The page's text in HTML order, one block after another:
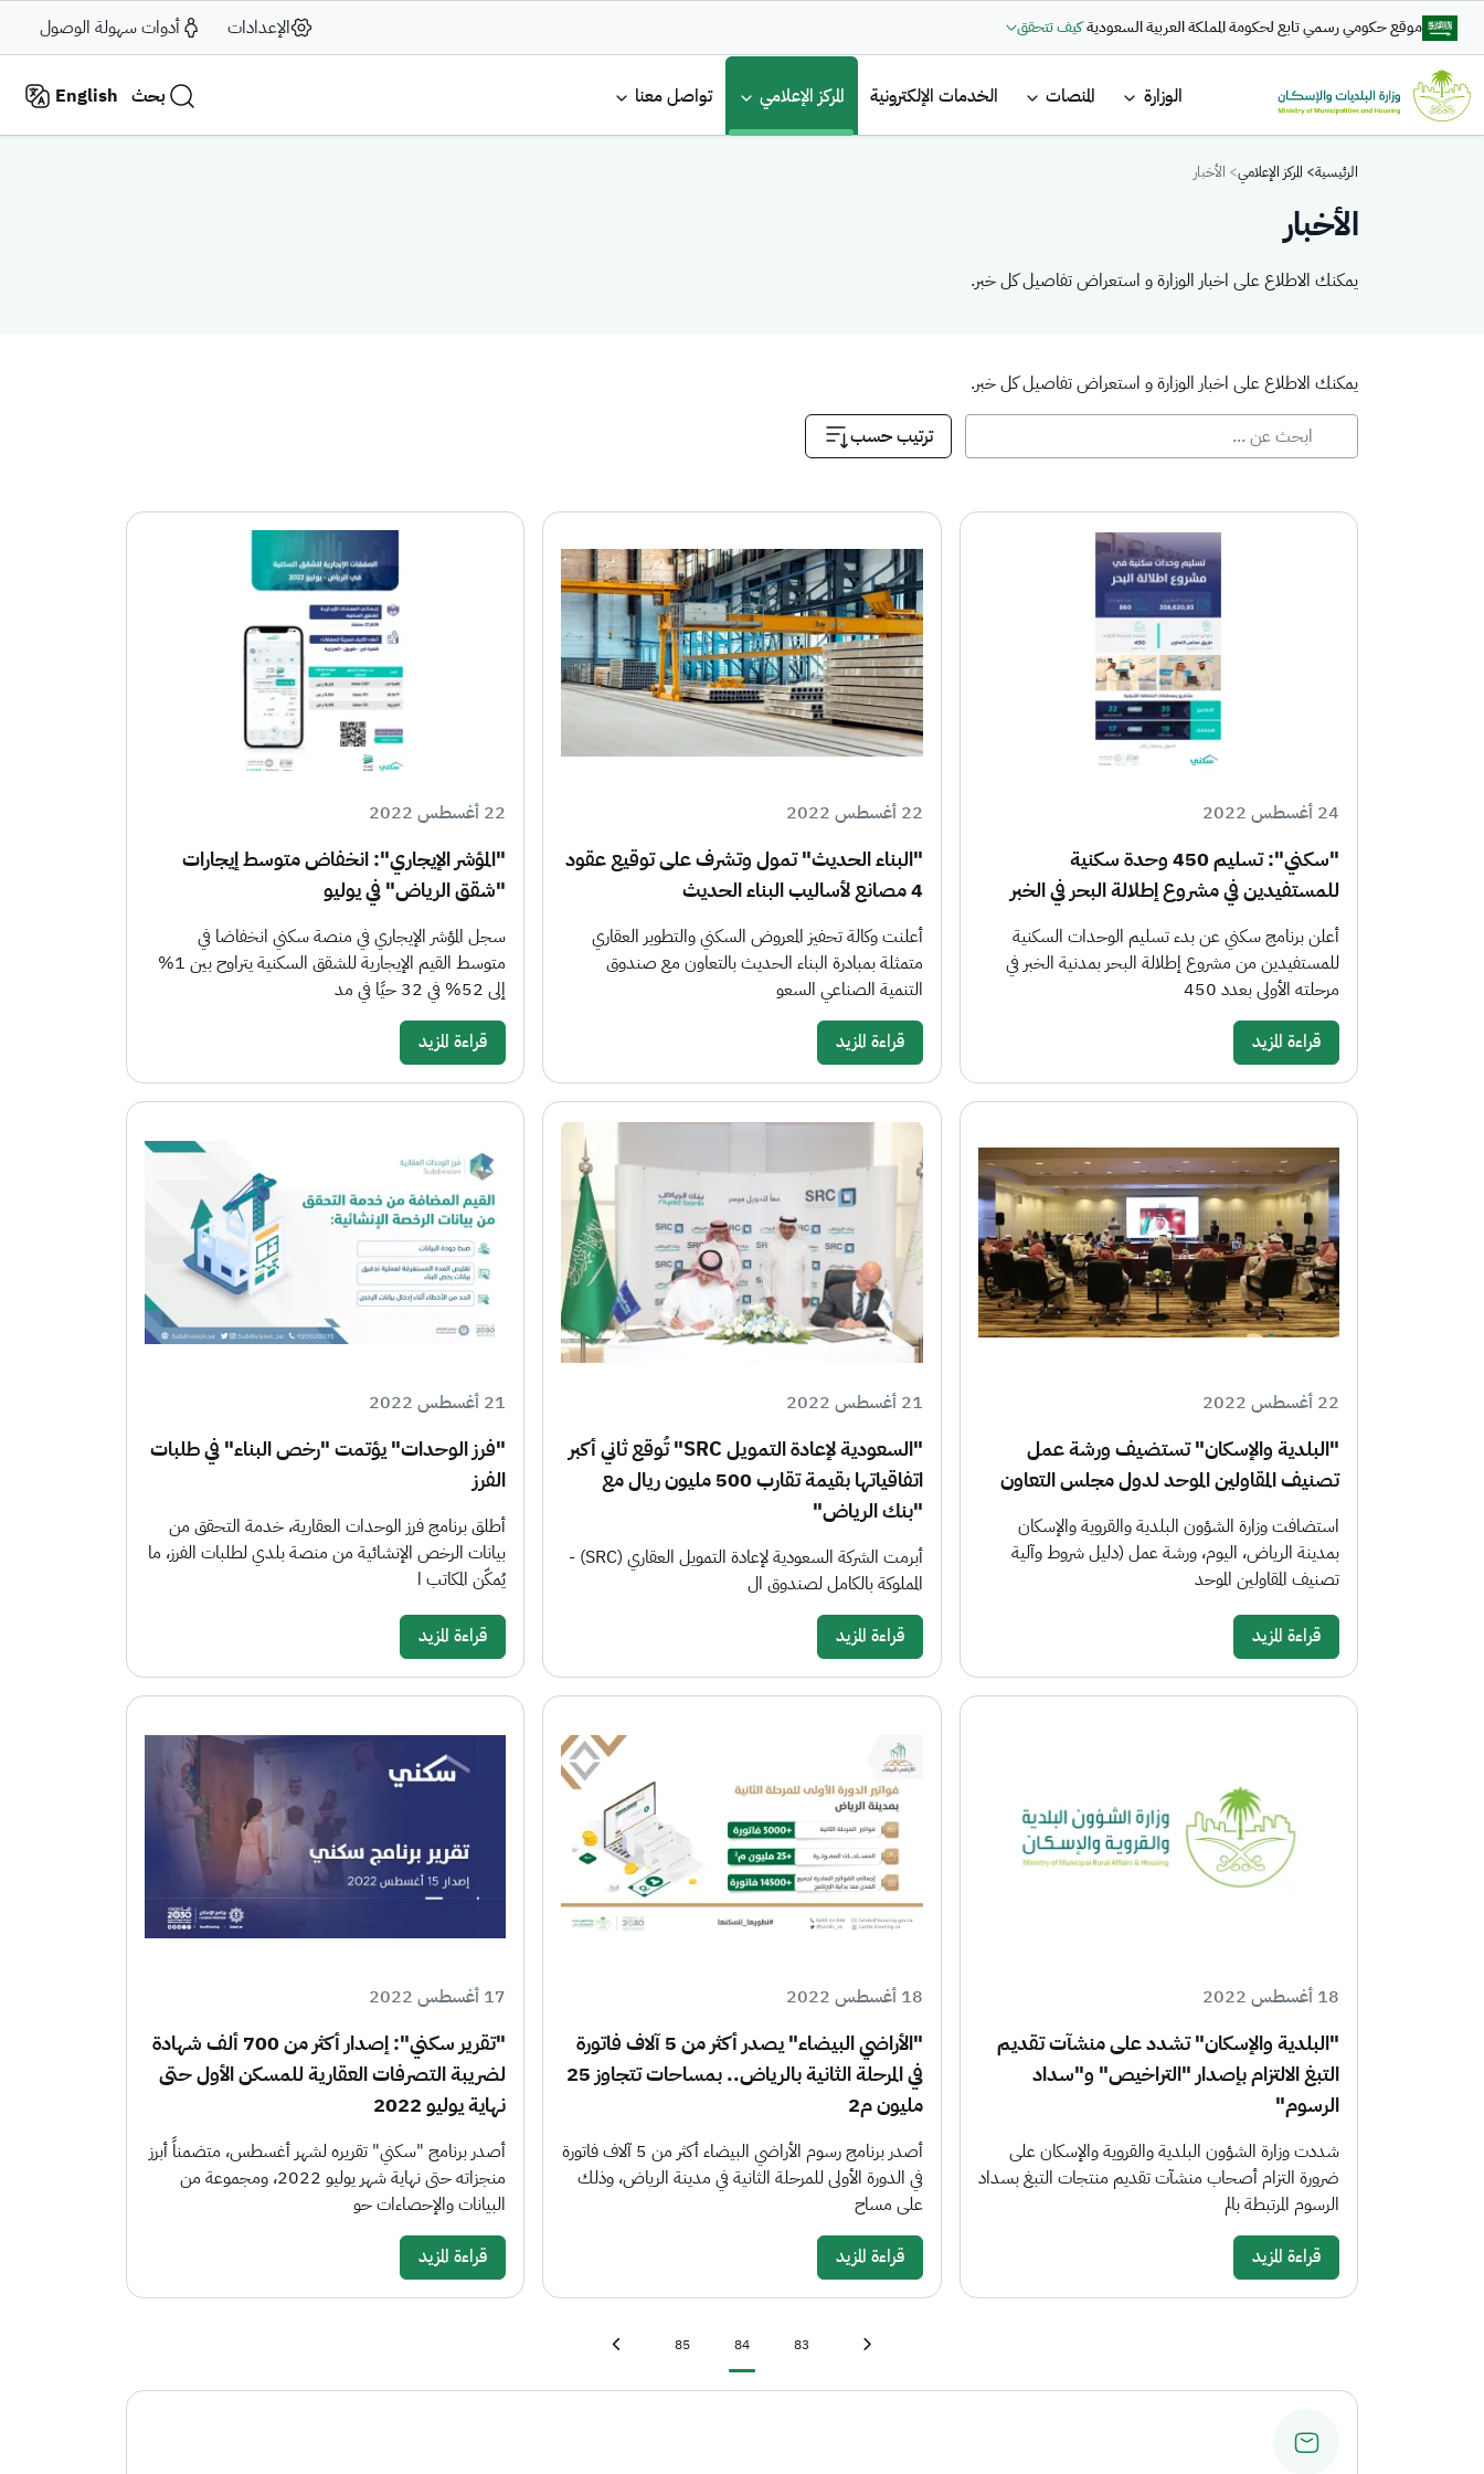
تجاوز إلى المحتوى الرئيسي
موقع حكومي رسمي تابع لحكومة المملكة العربية السعوديةكيف تتحقق الإعدادات أدوات سهولة الوصول
القائمة الرئيسية
الوزارة المنصات الخدمات الإلكترونية المركز الإعلامي تواصل معنا بحث English
Breadcrumb
الرئيسية المركز الإعلامي الأخبار
الأخبار
يمكنك الاطلاع على اخبار الوزارة و استعراض تفاصيل كل خبر.
يمكنك الاطلاع على اخبار الوزارة و استعراض تفاصيل كل خبر.
ترتيب حسب
24 أغسطس 2022
"سكني": تسليم 450 وحدة سكنية
للمستفيدين في مشروع إطلالة البحر في الخبر
أعلن برنامج سكني عن بدء تسليم الوحدات السكنية
للمستفيدين من مشروع إطلالة البحر بمدنية الخبر في
مرحلته الأولى بعدد 450
قراءة المزيد
22 أغسطس 2022
"البناء الحديث" تمول وتشرف على توقيع عقود
4 مصانع لأساليب البناء الحديث
أعلنت وكالة تحفيز المعروض السكني والتطوير العقاري
متمثلة بمبادرة البناء الحديث بالتعاون مع صندوق
التنمية الصناعي السعو
قراءة المزيد
22 أغسطس 2022
"المؤشر الإيجاري": انخفاض متوسط إيجارات
"شقق الرياض" في يوليو
سجل المؤشر الإيجاري في منصة سكني انخفاضا في
متوسط القيم الإيجارية للشقق السكنية يتراوح بين 1%
إلى 52% في 32 حيًا في مد
قراءة المزيد
22 أغسطس 2022
"البلدية والإسكان" تستضيف ورشة عمل
تصنيف المقاولين الموحد لدول مجلس التعاون
استضافت وزارة الشؤون البلدية والقروية والإسكان
بمدينة الرياض، اليوم، ورشة عمل (دليل شروط وآلية
تصنيف المقاولين الموحد
قراءة المزيد
21 أغسطس 2022
"السعودية لإعادة التمويل SRC" تُوقع ثاني أكبر
اتفاقياتها بقيمة تقارب 500 مليون ريال مع
"بنك الرياض"
أبرمت الشركة السعودية لإعادة التمويل العقاري (SRC) -
المملوكة بالكامل لصندوق ال
قراءة المزيد
21 أغسطس 2022
"فرز الوحدات" يؤتمت "رخص البناء" في طلبات
الفرز
أطلق برنامج فرز الوحدات العقارية، خدمة التحقق من
بيانات الرخص الإنشائية من منصة بلدي لطلبات الفرز، ما
يُمكّن المكاتب ا
قراءة المزيد
18 أغسطس 2022
"البلدية والإسكان" تشدد على منشآت تقديم
التبغ الالتزام بإصدار "التراخيص" و"سداد
الرسوم"
شددت وزارة الشؤون البلدية والقروية والإسكان على
ضرورة التزام أصحاب منشآت تقديم منتجات التبغ بسداد
الرسوم المرتبطة بالم
قراءة المزيد
18 أغسطس 2022
"الأراضي البيضاء" يصدر أكثر من 5 آلاف فاتورة
في المرحلة الثانية بالرياض.. بمساحات تتجاوز 25
مليون م2
أصدر برنامج رسوم الأراضي البيضاء أكثر من 5 آلاف فاتورة
في الدورة الأولى للمرحلة الثانية في مدينة الرياض، وذلك
على مساح
قراءة المزيد
17 أغسطس 2022
"تقرير سكني": إصدار أكثر من 700 ألف شهادة
لضريبة التصرفات العقارية للمسكن الأول حتى
نهاية يوليو 2022
أصدر برنامج "سكني" تقريره لشهر أغسطس، متضمناً أبرز
منجزاته حتى نهاية شهر يوليو 2022، ومجموعة من
البيانات والإحصاءات حو
قراءة المزيد
First page
Page
83
Current page
84
Page
85